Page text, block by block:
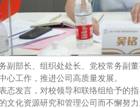
副部长、组织处处长、党校常务副
心工作，推进公司高质量发展。
态发言，对校领导和联络组给予的
文化资源研究和管理公司而不懈努力